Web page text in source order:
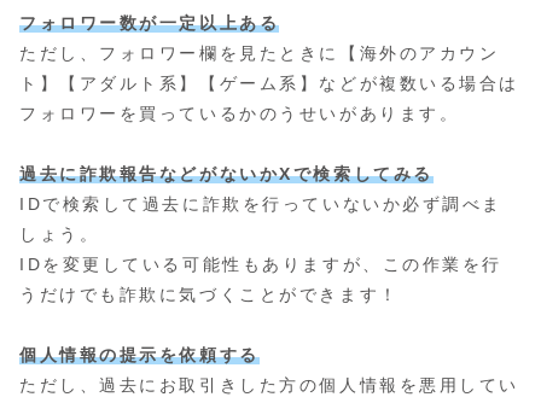
フォロワー数が一定以上ある
ただし、フォロワー欄を見たときに【海外のアカウン
ト】【アダルト系】【ゲーム系】などが複数いる場合は
フォロワーを買っているかのうせいがあります。
過去に詐欺報告などがないかXで検索してみる
IDで検索して過去に詐欺を行っていないか必ず調べま
しょう。
IDを変更している可能性もありますが、この作業を行
うだけでも詐欺に気づくことができます！
個人情報の提示を依頼する
ただし、過去にお取引きした方の個人情報を悪用してい